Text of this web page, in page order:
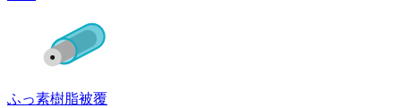
ふっ素樹脂被覆